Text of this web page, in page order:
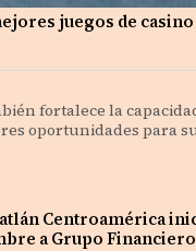
juegos de
Centroamérica
a Grupo Financiero